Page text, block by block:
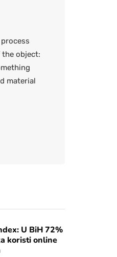
the object:
material
U BiH 72%
koristi online